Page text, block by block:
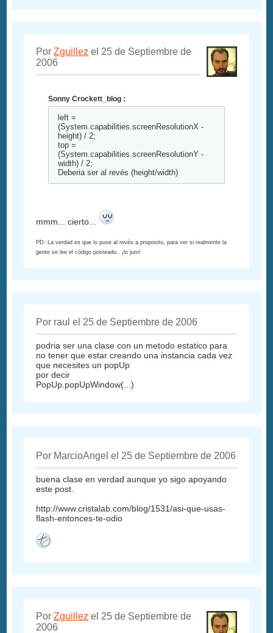
PorZguillez el 25 de Septiembre de
2006
Sonny Crockett_blog :
left =
(System.capabilities.screenResolutionX -
height) / 2;
top =
(System.capabilities.screenResolutionY -
width) / 2;
Deberia ser al revés (height/width)
mmm... cierto...
PD: La verdad es que lo puse al revés a proposito, para ver si realmente la
gente se lee el código posteado.. ¡lo juro!
Por raul el 25 de Septiembre de 2006
podria ser una clase con un metodo estatico para
no tener que estar creando una instancia cada vez
que necesites un popUp
por decir
PopUp.popUpWindow(...)
Por MarcioAngel el 25 de Septiembre de 2006
buena clase en verdad aunque yo sigo apoyando
este post.
http://www.cristalab.com/blog/1531/asi-que-usas-
flash-entonces-te-odio
PorZguillez el 25 de Septiembre de
2006